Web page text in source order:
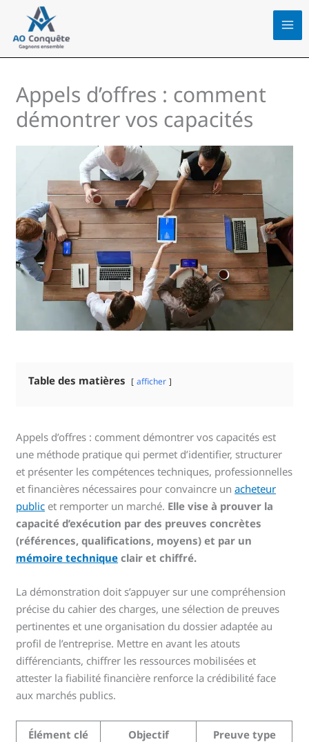
contenu
Appels d’offres : comment
démontrer vos capacités
Table des matières afficher
Appels d’offres : comment démontrer vos capacités est
une méthode pratique qui permet d’identifier, structurer
et présenter les compétences techniques, professionnelles
et financières nécessaires pour convaincre unacheteur
public et remporter un marché. Elle vise à prouver la
capacité d’exécution par des preuves concrètes
(références, qualifications, moyens) et par un
mémoire technique clair et chiffré.
La démonstration doit s’appuyer sur une compréhension
précise du cahier des charges, une sélection de preuves
pertinentes et une organisation du dossier adaptée au
profil de l’entreprise. Mettre en avant les atouts
différenciants, chiffrer les ressources mobilisées et
attester la fiabilité financière renforce la crédibilité face
aux marchés publics.
Élément clé Objectif Preuve type